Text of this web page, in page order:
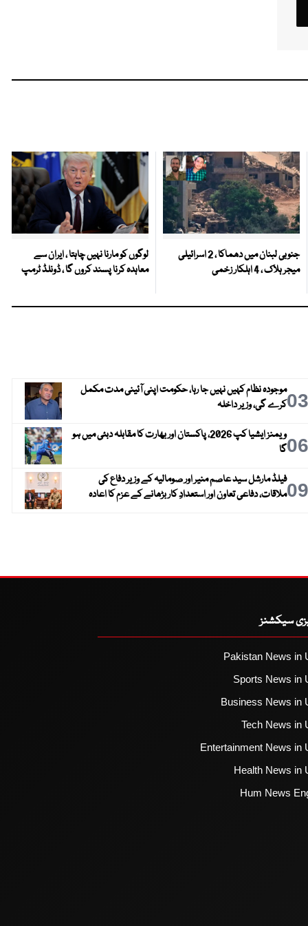
جنوبی لبنان میں دھماکا ، 2 اسرائیلی
میجر ہلاک ، 4 اہلکار زخمی
لوگوں کو مارنا نہیں چاہتا ، ایران سے
معاہدہ کرنا پسند کروں گا ، ڈونلڈ ٹرمپ
03موجودہ نظام کہیں نہیں جا رہا، حکومت اپنی آئینی مدت مکمل
کرے گی، وزیر داخلہ
06
ویمنز ایشیا کپ 2026، پاکستان اور بھارت کا مقابلہ دبئی میں ہو
گا
09فیلڈ مارشل سید عاصم منیر اور صومالیہ کے وزیر دفاع کی
ملاقات، دفاعی تعاون اور استعدادِ کار بڑھانے کے عزم کا اعادہ
سیکشنز
Pakistan News in
Sports News in
Business News in
Tech News in
Entertainment News in
Health News in
Hum News